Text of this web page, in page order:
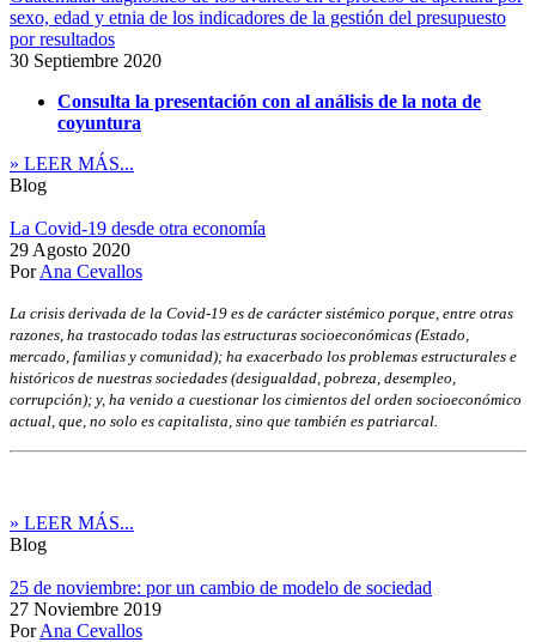
sexo, edad y etnia de los indicadores de la gestión del presupuesto
por resultados
30 Septiembre 2020
Consulta la presentación con al análisis de la nota de
coyuntura
» LEER MÁS...
Blog
La Covid-19 desde otra economía
29 Agosto 2020
PorAna Cevallos
La crisis derivada de la Covid-19 es de carácter sistémico porque, entre otras
razones, ha trastocado todas las estructuras socioeconómicas (Estado,
mercado, familias y comunidad); ha exacerbado los problemas estructurales e
históricos de nuestras sociedades (desigualdad, pobreza, desempleo,
corrupción); y, ha venido a cuestionar los cimientos del orden socioeconómico
actual, que, no solo es capitalista, sino que también es patriarcal.
» LEER MÁS...
Blog
25 de noviembre: por un cambio de modelo de sociedad
27 Noviembre 2019
PorAna Cevallos